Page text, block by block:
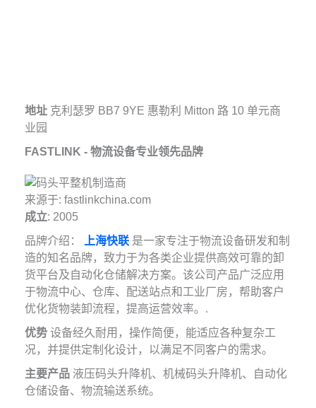
地址克利瑟罗 BB7 9YE 惠勒利 Mitton 路 10 单元商
业园
FASTLINK - 物流设备专业领先品牌
来源于: fastlinkchina.com
成立: 2005
品牌介绍：
上海快联 是一家专注于物流设备研发和制
造的知名品牌，致力于为各类企业提供高效可靠的卸
货平台及自动化仓储解决方案。该公司产品广泛应用
于物流中心、仓库、配送站点和工业厂房，帮助客户
优化货物装卸流程，提高运营效率。.
优势设备经久耐用，操作简便，能适应各种复杂工
况，并提供定制化设计，以满足不同客户的需求。
主要产品液压码头升降机、机械码头升降机、自动化
仓储设备、物流输送系统。